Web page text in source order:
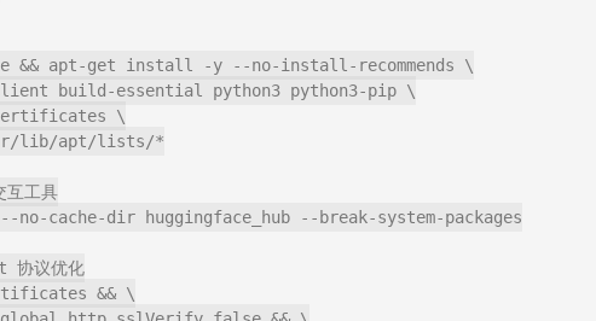
&& apt-get install -y --no-install-recommends \
工具
cache-dir huggingface_hub --break-system-packages
协议优化
&& \